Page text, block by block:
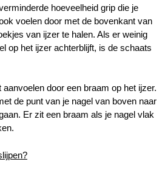
hoeveelheid grip die je
voelen door met de bovenkant van
van ijzer te halen. Als er weinig
op het ijzer achterblijft, is de schaats
door een braam op het ijzer.
de punt van je nagel van boven naar
Er zit een braam als je nagel vlak